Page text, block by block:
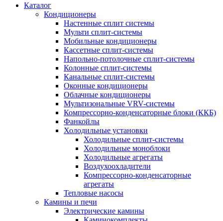
Каталог
Кондиционеры
Настенные сплит системы
Мульти сплит-системы
Мобильные кондиционеры
Кассетные сплит-системы
Напольно-потолочные сплит-системы
Колонные сплит-системы
Канальные сплит-системы
Оконные кондиционеры
Облачные кондиционеры
Мультизональные VRV-системы
Компрессорно-конденсаторные блоки (ККБ)
Фанкойлы
Холодильные установки
Холодильные сплит-системы
Холодильные моноблоки
Холодильные агрегаты
Воздухоохладители
Компрессорно-конденсаторные
агрегаты
Тепловые насосы
Камины и печи
Электрические камины